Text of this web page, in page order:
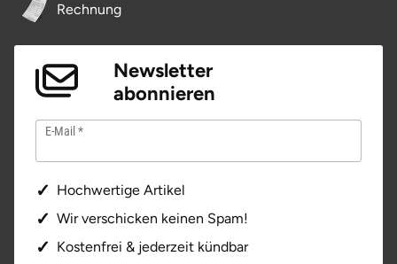
Rechnung
Newsletter
abonnieren
E-Mail
Hochwertige Artikel
Wir verschicken keinen Spam!
Kostenfrei & jederzeit kündbar